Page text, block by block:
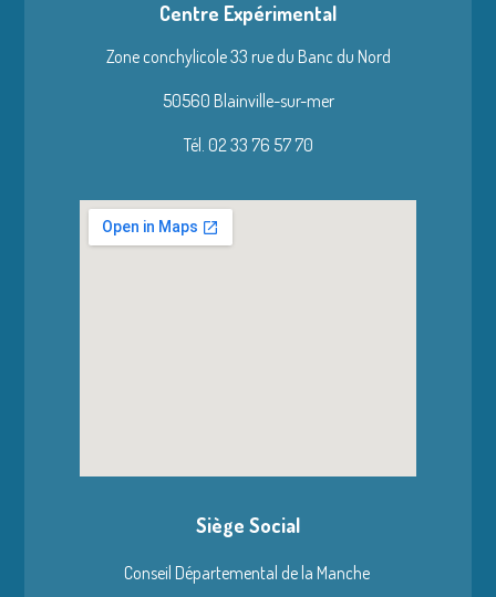
Centre Expérimental
Zone conchylicole 33 rue du Banc du Nord
50560 Blainville-sur-mer
Tél. 02 33 76 57 70
Siège Social
Conseil Départemental de la Manche